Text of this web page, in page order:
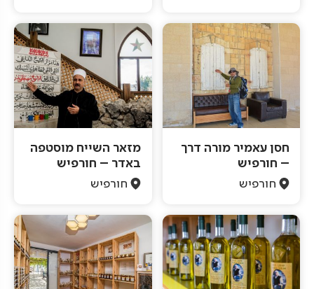
חסן עאמיר מורה דרך
– חורפיש
חורפיש
מזאר השייח מוסטפה
באדר – חורפיש
חורפיש